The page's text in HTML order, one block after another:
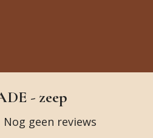
- zeep
Nog geen reviews